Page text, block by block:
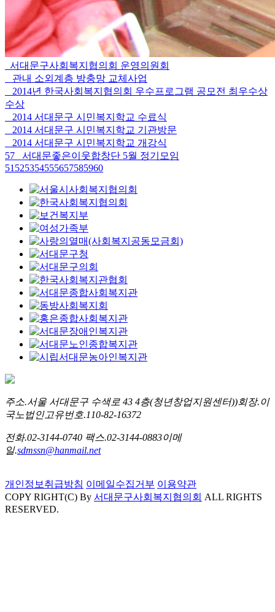
서대문구사회복지협의회 운영의원회
관내 소외계층 방충망 교체사업
2014년 한국사회복지협의회 우수프로그램 공모전 최우수상
수상
2014 서대문구 시민복지학교 수료식
2014 서대문구 시민복지학교 기관방문
2014 서대문구 시민복지학교 개강식
57
서대문좋은이웃합창단 5월 정기모임
51 525354555657585960
주소.서울 서대문구 수색로 43 4층(청년창업지원센터))회장.이
국노 법인고유번호.110-82-16372
전화.02-3144-0740 팩스.02-3144-0883이메
일.sdmssn@hanmail.net
개인정보취급방침 이메일수집거부 이용약관
COPY RIGHT(C) By 서대문구사회복지협의회 ALL RIGHTS
RESERVED.